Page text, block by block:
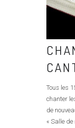
Tous les
chanter
de
« Salle de